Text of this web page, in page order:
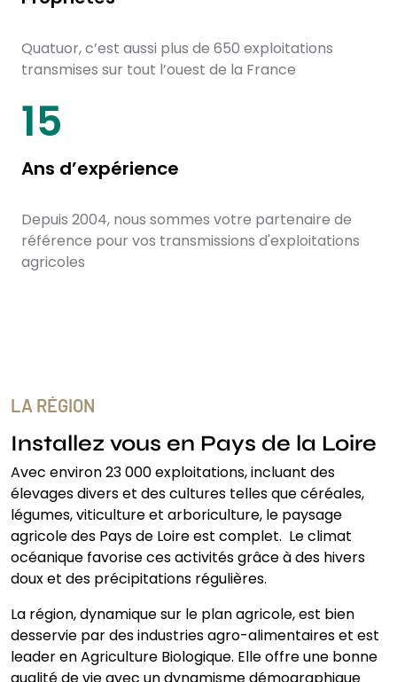
Quatuor, c’est aussi plus de 650 exploitations
transmises sur tout l’ouest de la France
20
Ans d’expérience
Depuis 2004, nous sommes votre partenaire de
référence pour vos transmissions d'exploitations
agricoles
LA RÉGION
Installez vous en Pays de la Loire
Avec environ 23 000 exploitations, incluant des
élevages divers et des cultures telles que céréales,
légumes, viticulture et arboriculture, le paysage
agricole des Pays de Loire est complet. Le climat
océanique favorise ces activités grâce à des hivers
doux et des précipitations régulières.
La région, dynamique sur le plan agricole, est bien
desservie par des industries agro-alimentaires et est
leader en Agriculture Biologique. Elle offre une bonne